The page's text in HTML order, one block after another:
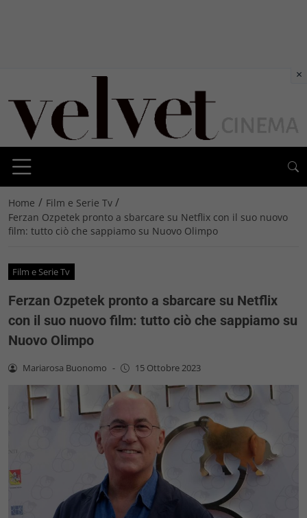
Home / Film e Serie Tv /
Ferzan Ozpetek pronto a sbarcare su Netflix con il suo nuovo
film: tutto ciò che sappiamo su Nuovo Olimpo
Film e Serie Tv
Ferzan Ozpetek pronto a sbarcare su Netflix
con il suo nuovo film: tutto ciò che sappiamo su
Nuovo Olimpo
Mariarosa Buonomo - 15 Ottobre 2023
×